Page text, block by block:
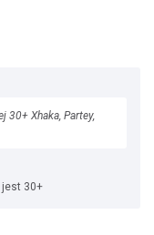
30+ Xhaka, Partey,
jest 30+